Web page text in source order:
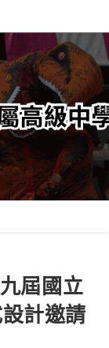
屆國立
計邀請